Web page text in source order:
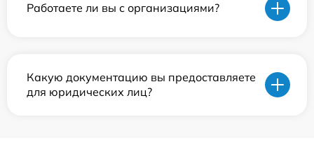
Работаете ли вы с организациями?
Какую документацию вы предоставляете
для юридических лиц?